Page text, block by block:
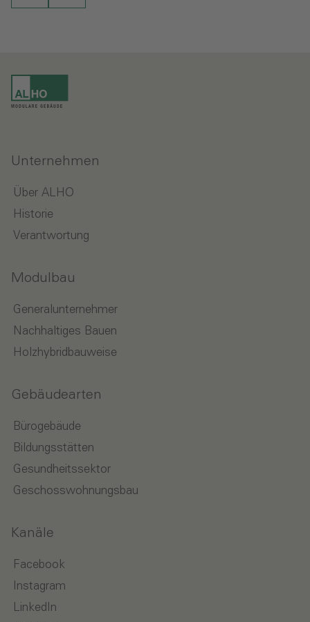
Unternehmen
Über ALHO
Historie
Verantwortung
Modulbau
Generalunternehmer
Nachhaltiges Bauen
Holzhybridbauweise
Gebäudearten
Bürogebäude
Bildungsstätten
Gesundheitssektor
Geschosswohnungsbau
Kanäle
Facebook
Instagram
LinkedIn